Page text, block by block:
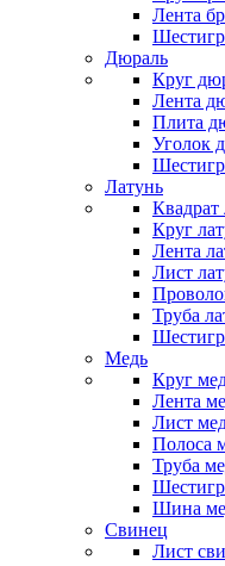
Лента
Дюраль
Круг
Лента
Плита
Уголок
Латунь
Круг
Лента
Лист
Труба
Медь
Круг
Лента
Лист
Полоса
Труба
Шина
Свинец
Лист